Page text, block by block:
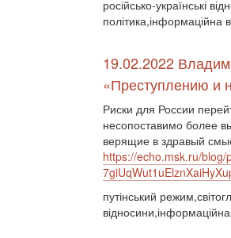
російсько-українські
політика,інформаційна
19.02.2022
«Преступлению и
Риски для России
несопоставимо более
верящие в здравый
https://echo.msk.ru/
путінський